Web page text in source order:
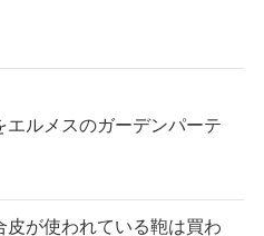
エルメスのガーデンパーテ
が使われている鞄は買わ